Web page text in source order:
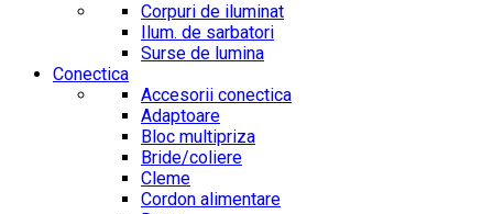
Corpuri de iluminat
Ilum. de sarbatori
Surse de lumina
Conectica
Accesorii conectica
Adaptoare
Bloc multipriza
Bride/coliere
Cleme
Cordon alimentare